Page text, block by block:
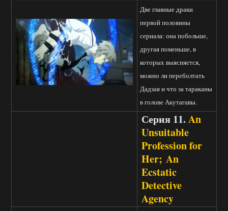
Две главные драки
первой половины
сериала: она побольше,
другая поменьше, в
которых выясняется,
можно ли переболтать
Дадзая и что за тараканы
в голове Акутагавы.
Серия 11. An
Unsuitable
Profession for
Her; An
Ecstatic
Detective
Agency